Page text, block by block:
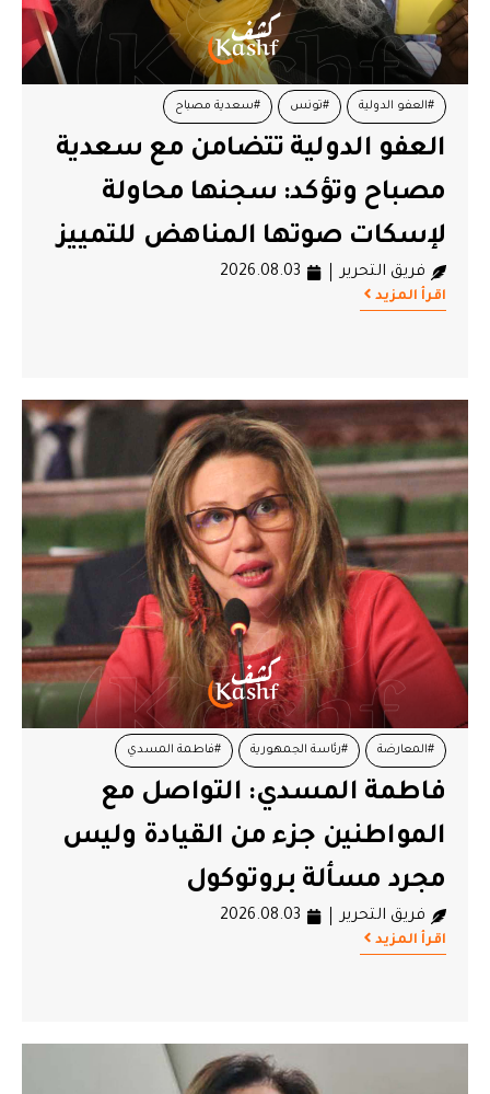
#العفو الدولية #تونس #سعدية مصباح
العفو الدولية تتضامن مع سعدية
مصباح وتؤكد: سجنها محاولة
لإسكات صوتها المناهض للتمييز
فريق التحرير 2026.08.03
اقرأ المزيد
#المعارضة #رئاسة الجمهورية #فاطمة المسدي
#قيس سعيد
فاطمة المسدي: التواصل مع
المواطنين جزء من القيادة وليس
مجرد مسألة بروتوكول
فريق التحرير 2026.08.03
اقرأ المزيد